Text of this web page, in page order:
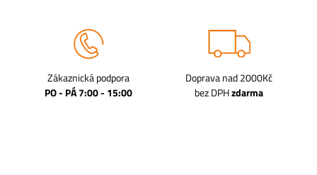
Zákaznická podpora
PO - PÁ 7:00 - 15:00
Doprava nad 2000Kč
bez DPHzdarma